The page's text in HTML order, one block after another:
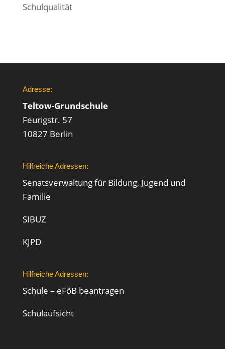
Schulqualität
Adresse:
Teltow-Grundschule
Feurigstr. 57
10827 Berlin
Hilfreiche Adressen:
Senatsverwaltung für Bildung, Jugend und
Familie
SIBUZ
KJPD
Hilfreiche Adressen:
Schule – eFöB beantragen
Schulaufsicht